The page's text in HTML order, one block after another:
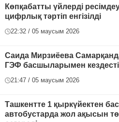
Көпқабатты үйлерді
цифрлық тәртіп енгізілді
22:32 / 05 маусым 2026
Саида Мирзиёева
ГЭФ басшыларымен
21:47 / 05 маусым 2026
Ташкентте 1 қыркүйектен
автобустарда жол ақысын